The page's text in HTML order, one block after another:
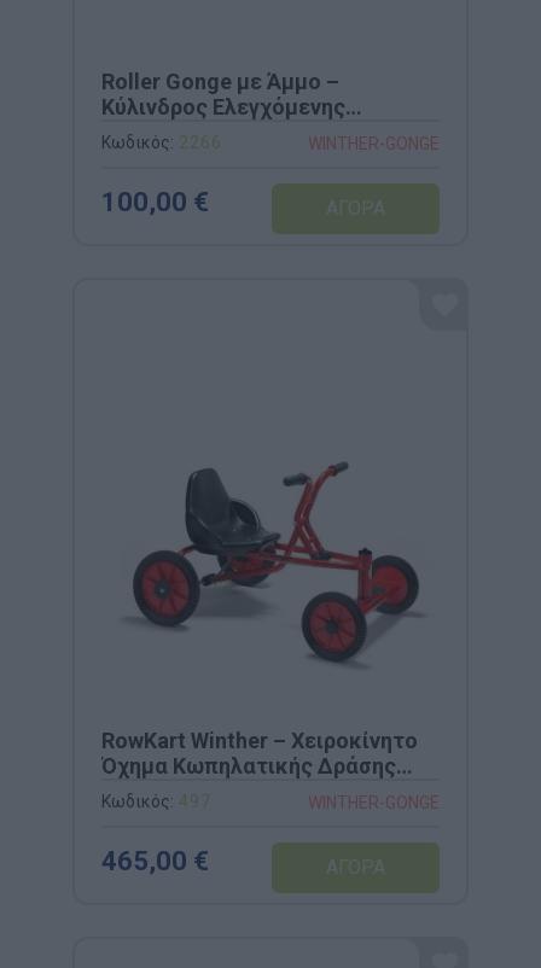
Roller Gonge με Άμμο –
Κύλινδρος Ελεγχόμενης
Ισορροπίας & Συντονισμού (Κωδ.
Κωδικός: 2266 WINTHER-GONGE
100,00 €
RowKart Winther – Χειροκίνητο
Όχημα Κωπηλατικής Δράσης
(Κωδ. 497)
Κωδικός: 497 WINTHER-GONGE
465,00 €